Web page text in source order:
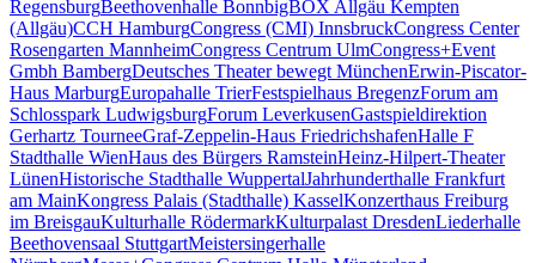
RegensburgBeethovenhalle BonnbigBOX Allgäu Kempten
(Allgäu)CCH HamburgCongress (CMI) InnsbruckCongress Center
Rosengarten MannheimCongress Centrum UlmCongress+Event
Gmbh BambergDeutsches Theater bewegt MünchenErwin-Piscator-
Haus MarburgEuropahalle TrierFestspielhaus BregenzForum am
Schlosspark LudwigsburgForum LeverkusenGastspieldirektion
Gerhartz TourneeGraf-Zeppelin-Haus FriedrichshafenHalle F
Stadthalle WienHaus des Bürgers RamsteinHeinz-Hilpert-Theater
LünenHistorische Stadthalle WuppertalJahrhunderthalle Frankfurt
am MainKongress Palais (Stadthalle) KasselKonzerthaus Freiburg
im BreisgauKulturhalle RödermarkKulturpalast DresdenLiederhalle
Beethovensaal StuttgartMeistersingerhalle